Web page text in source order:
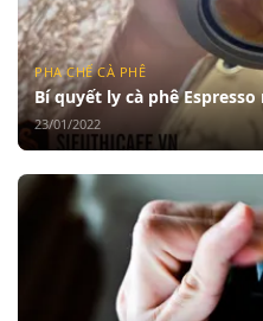
PHA CHẾ CÀ PHÊ
Bí quyết ly cà phê
23/01/2022